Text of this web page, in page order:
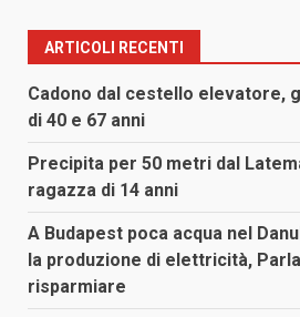
articoli
ARTICOLI RECENTI
Cadono dal cestello elevatore,
di 40 e 67 anni
Precipita per 50 metri dal
ragazza di 14 anni
A Budapest poca acqua nel
la produzione di elettricità,
risparmiare